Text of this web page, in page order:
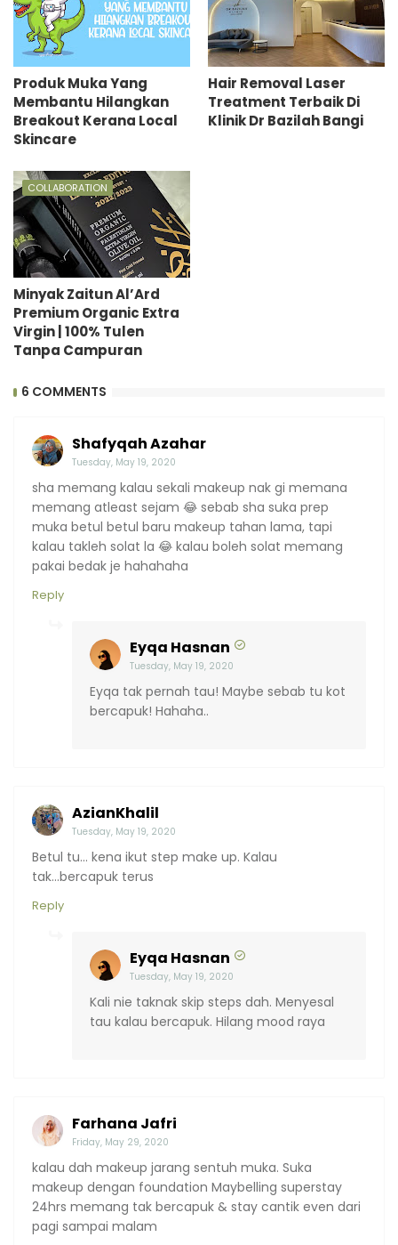
Produk Muka Yang
Membantu Hilangkan
Breakout Kerana Local
Skincare
Hair Removal Laser
Treatment Terbaik Di
Klinik Dr Bazilah Bangi
COLLABORATION
Minyak Zaitun Al’Ard
Premium Organic Extra
Virgin | 100% Tulen
Tanpa Campuran
6 COMMENTS
Shafyqah Azahar
Tuesday, May 19, 2020
sha memang kalau sekali makeup nak gi memana
memang atleast sejam 😂 sebab sha suka prep
muka betul betul baru makeup tahan lama, tapi
kalau takleh solat la 😂 kalau boleh solat memang
pakai bedak je hahahaha
Reply
Eyqa Hasnan
Tuesday, May 19, 2020
Eyqa tak pernah tau! Maybe sebab tu kot
bercapuk! Hahaha..
AzianKhalil
Tuesday, May 19, 2020
Betul tu... kena ikut step make up. Kalau
tak...bercapuk terus
Reply
Eyqa Hasnan
Tuesday, May 19, 2020
Kali nie taknak skip steps dah. Menyesal
tau kalau bercapuk. Hilang mood raya
Farhana Jafri
Friday, May 29, 2020
kalau dah makeup jarang sentuh muka. Suka
makeup dengan foundation Maybelling superstay
24hrs memang tak bercapuk & stay cantik even dari
pagi sampai malam